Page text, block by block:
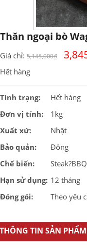
Thăn ngoại bò
Giá chỉ: 5,145,000₫
Hết hàng
Tình trạng:
Hết hàng
Đơn vị tính:
1kg
Xuất xứ:
Nhật
Bảo quản:
Đông
Chế biến:
Steak?BBQ
Hạn sử dụng: 12 tháng
Đóng gói:
Theo yêu
THÔNG TIN SẢN PHẨM